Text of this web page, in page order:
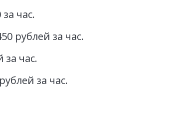
за час.
рублей за час.
за час.
за час.